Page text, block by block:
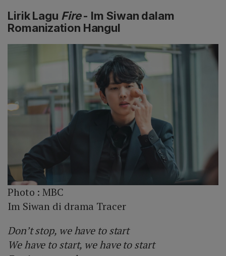
Lirik Lagu Fire- Im Siwan dalam
Romanization Hangul
Photo :MBC
Im Siwan di drama Tracer
Don’t stop, we have to start
We have to start, we have to start